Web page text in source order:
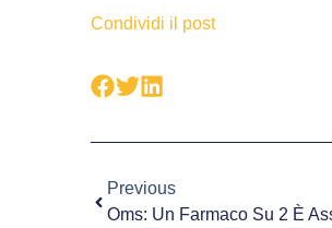
Condividi il post
Previous